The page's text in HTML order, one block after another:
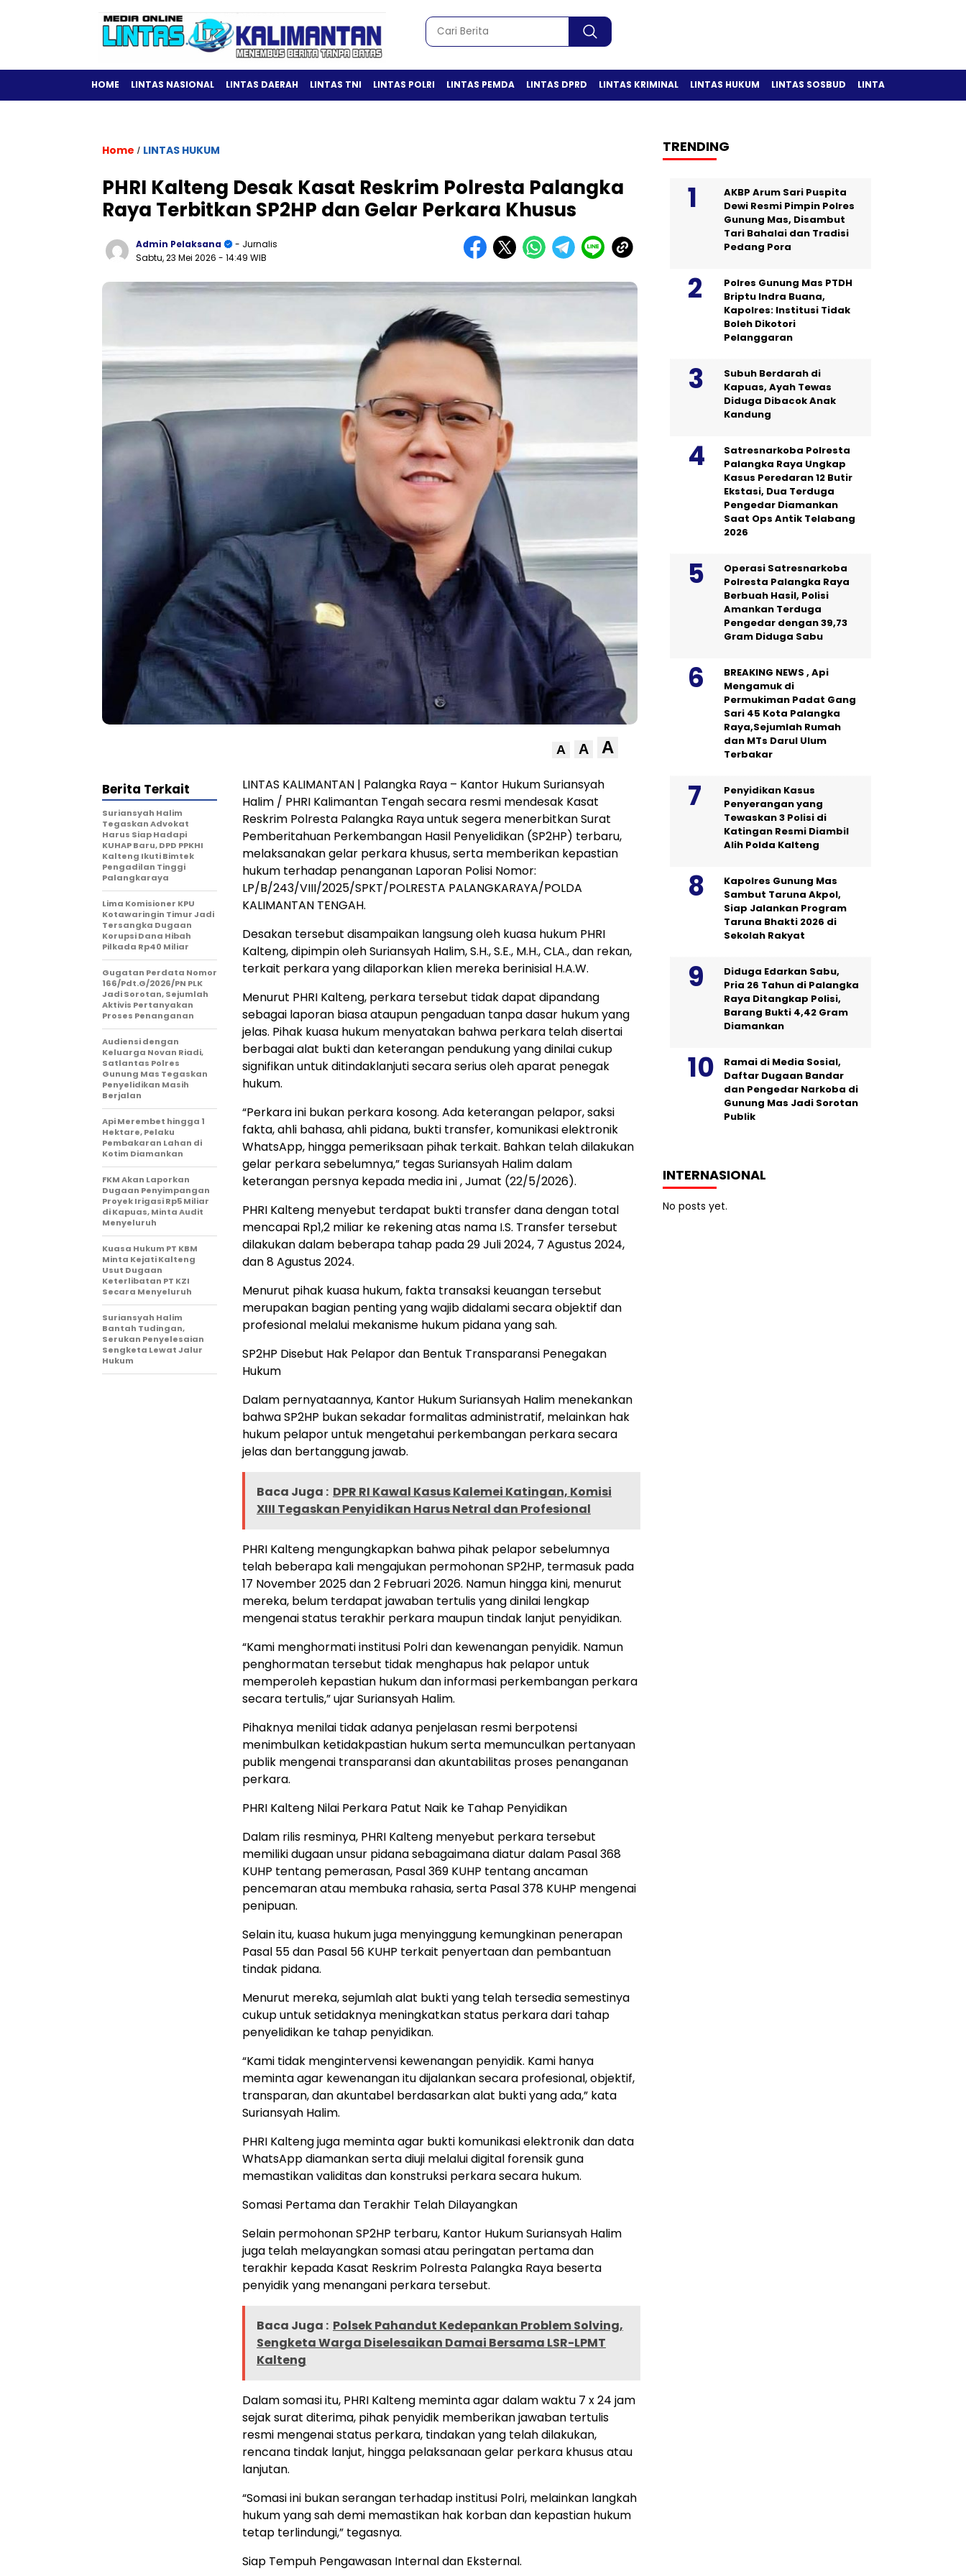
HOME LINTAS NASIONAL LINTAS DAERAH LINTAS TNI LINTAS POLRI LINTAS PEMDA LINTAS DPRD LINTAS KRIMINAL LINTAS HUKUM LINTAS SOSBUD LINTAS OLAH RAGA
Home / LINTAS HUKUM
PHRI Kalteng Desak Kasat Reskrim Polresta Palangka
Raya Terbitkan SP2HP dan Gelar Perkara Khusus
Admin Pelaksana
- Jurnalis
Sabtu, 23 Mei 2026 - 14:49 WIB
A A A
LINTAS KALIMANTAN | Palangka Raya – Kantor Hukum Suriansyah
Halim / PHRI Kalimantan Tengah secara resmi mendesak Kasat
Reskrim Polresta Palangka Raya untuk segera menerbitkan Surat
Pemberitahuan Perkembangan Hasil Penyelidikan (SP2HP) terbaru,
melaksanakan gelar perkara khusus, serta memberikan kepastian
hukum terhadap penanganan Laporan Polisi Nomor:
LP/B/243/VIII/2025/SPKT/POLRESTA PALANGKARAYA/POLDA
KALIMANTAN TENGAH.
Desakan tersebut disampaikan langsung oleh kuasa hukum PHRI
Kalteng, dipimpin oleh Suriansyah Halim, S.H., S.E., M.H., CLA., dan rekan,
terkait perkara yang dilaporkan klien mereka berinisial H.A.W.
Menurut PHRI Kalteng, perkara tersebut tidak dapat dipandang
sebagai laporan biasa ataupun pengaduan tanpa dasar hukum yang
jelas. Pihak kuasa hukum menyatakan bahwa perkara telah disertai
berbagai alat bukti dan keterangan pendukung yang dinilai cukup
signifikan untuk ditindaklanjuti secara serius oleh aparat penegak
hukum.
“Perkara ini bukan perkara kosong. Ada keterangan pelapor, saksi
fakta, ahli bahasa, ahli pidana, bukti transfer, komunikasi elektronik
WhatsApp, hingga pemeriksaan pihak terkait. Bahkan telah dilakukan
gelar perkara sebelumnya,” tegas Suriansyah Halim dalam
keterangan persnya kepada media ini , Jumat (22/5/2026).
PHRI Kalteng menyebut terdapat bukti transfer dana dengan total
mencapai Rp1,2 miliar ke rekening atas nama I.S. Transfer tersebut
dilakukan dalam beberapa tahap pada 29 Juli 2024, 7 Agustus 2024,
dan 8 Agustus 2024.
Menurut pihak kuasa hukum, fakta transaksi keuangan tersebut
merupakan bagian penting yang wajib didalami secara objektif dan
profesional melalui mekanisme hukum pidana yang sah.
SP2HP Disebut Hak Pelapor dan Bentuk Transparansi Penegakan
Hukum
Dalam pernyataannya, Kantor Hukum Suriansyah Halim menekankan
bahwa SP2HP bukan sekadar formalitas administratif, melainkan hak
hukum pelapor untuk mengetahui perkembangan perkara secara
jelas dan bertanggung jawab.
Baca Juga : DPR RI Kawal Kasus Kalemei Katingan, Komisi
XIII Tegaskan Penyidikan Harus Netral dan Profesional
PHRI Kalteng mengungkapkan bahwa pihak pelapor sebelumnya
telah beberapa kali mengajukan permohonan SP2HP, termasuk pada
17 November 2025 dan 2 Februari 2026. Namun hingga kini, menurut
mereka, belum terdapat jawaban tertulis yang dinilai lengkap
mengenai status terakhir perkara maupun tindak lanjut penyidikan.
“Kami menghormati institusi Polri dan kewenangan penyidik. Namun
penghormatan tersebut tidak menghapus hak pelapor untuk
memperoleh kepastian hukum dan informasi perkembangan perkara
secara tertulis,” ujar Suriansyah Halim.
Pihaknya menilai tidak adanya penjelasan resmi berpotensi
menimbulkan ketidakpastian hukum serta memunculkan pertanyaan
publik mengenai transparansi dan akuntabilitas proses penanganan
perkara.
PHRI Kalteng Nilai Perkara Patut Naik ke Tahap Penyidikan
Dalam rilis resminya, PHRI Kalteng menyebut perkara tersebut
memiliki dugaan unsur pidana sebagaimana diatur dalam Pasal 368
KUHP tentang pemerasan, Pasal 369 KUHP tentang ancaman
pencemaran atau membuka rahasia, serta Pasal 378 KUHP mengenai
penipuan.
Selain itu, kuasa hukum juga menyinggung kemungkinan penerapan
Pasal 55 dan Pasal 56 KUHP terkait penyertaan dan pembantuan
tindak pidana.
Menurut mereka, sejumlah alat bukti yang telah tersedia semestinya
cukup untuk setidaknya meningkatkan status perkara dari tahap
penyelidikan ke tahap penyidikan.
“Kami tidak mengintervensi kewenangan penyidik. Kami hanya
meminta agar kewenangan itu dijalankan secara profesional, objektif,
transparan, dan akuntabel berdasarkan alat bukti yang ada,” kata
Suriansyah Halim.
PHRI Kalteng juga meminta agar bukti komunikasi elektronik dan data
WhatsApp diamankan serta diuji melalui digital forensik guna
memastikan validitas dan konstruksi perkara secara hukum.
Somasi Pertama dan Terakhir Telah Dilayangkan
Selain permohonan SP2HP terbaru, Kantor Hukum Suriansyah Halim
juga telah melayangkan somasi atau peringatan pertama dan
terakhir kepada Kasat Reskrim Polresta Palangka Raya beserta
penyidik yang menangani perkara tersebut.
Baca Juga : Polsek Pahandut Kedepankan Problem Solving,
Sengketa Warga Diselesaikan Damai Bersama LSR-LPMT
Kalteng
Dalam somasi itu, PHRI Kalteng meminta agar dalam waktu 7 x 24 jam
sejak surat diterima, pihak penyidik memberikan jawaban tertulis
resmi mengenai status perkara, tindakan yang telah dilakukan,
rencana tindak lanjut, hingga pelaksanaan gelar perkara khusus atau
lanjutan.
“Somasi ini bukan serangan terhadap institusi Polri, melainkan langkah
hukum yang sah demi memastikan hak korban dan kepastian hukum
tetap terlindungi,” tegasnya.
Siap Tempuh Pengawasan Internal dan Eksternal.
Berita Terkait
Suriansyah Halim
Tegaskan Advokat
Harus Siap Hadapi
KUHAP Baru, DPD PPKHI
Kalteng Ikuti Bimtek
Pengadilan Tinggi
Palangkaraya
Lima Komisioner KPU
Kotawaringin Timur Jadi
Tersangka Dugaan
Korupsi Dana Hibah
Pilkada Rp40 Miliar
Gugatan Perdata Nomor
166/Pdt.G/2026/PN PLK
Jadi Sorotan, Sejumlah
Aktivis Pertanyakan
Proses Penanganan
Audiensi dengan
Keluarga Novan Riadi,
Satlantas Polres
Gunung Mas Tegaskan
Penyelidikan Masih
Berjalan
Api Merembet hingga 1
Hektare, Pelaku
Pembakaran Lahan di
Kotim Diamankan
FKM Akan Laporkan
Dugaan Penyimpangan
Proyek Irigasi Rp5 Miliar
di Kapuas, Minta Audit
Menyeluruh
Kuasa Hukum PT KBM
Minta Kejati Kalteng
Usut Dugaan
Keterlibatan PT KZI
Secara Menyeluruh
Suriansyah Halim
Bantah Tudingan,
Serukan Penyelesaian
Sengketa Lewat Jalur
Hukum
TRENDING
AKBP Arum Sari Puspita
Dewi Resmi Pimpin Polres
Gunung Mas, Disambut
Tari Bahalai dan Tradisi
Pedang Pora
Polres Gunung Mas PTDH
Briptu Indra Buana,
Kapolres: Institusi Tidak
Boleh Dikotori
Pelanggaran
Subuh Berdarah di
Kapuas, Ayah Tewas
Diduga Dibacok Anak
Kandung
Satresnarkoba Polresta
Palangka Raya Ungkap
Kasus Peredaran 12 Butir
Ekstasi, Dua Terduga
Pengedar Diamankan
Saat Ops Antik Telabang
2026
Operasi Satresnarkoba
Polresta Palangka Raya
Berbuah Hasil, Polisi
Amankan Terduga
Pengedar dengan 39,73
Gram Diduga Sabu
BREAKING NEWS , Api
Mengamuk di
Permukiman Padat Gang
Sari 45 Kota Palangka
Raya,Sejumlah Rumah
dan MTs Darul Ulum
Terbakar
Penyidikan Kasus
Penyerangan yang
Tewaskan 3 Polisi di
Katingan Resmi Diambil
Alih Polda Kalteng
Kapolres Gunung Mas
Sambut Taruna Akpol,
Siap Jalankan Program
Taruna Bhakti 2026 di
Sekolah Rakyat
Diduga Edarkan Sabu,
Pria 26 Tahun di Palangka
Raya Ditangkap Polisi,
Barang Bukti 4,42 Gram
Diamankan
Ramai di Media Sosial,
Daftar Dugaan Bandar
dan Pengedar Narkoba di
Gunung Mas Jadi Sorotan
Publik
INTERNASIONAL
No posts yet.